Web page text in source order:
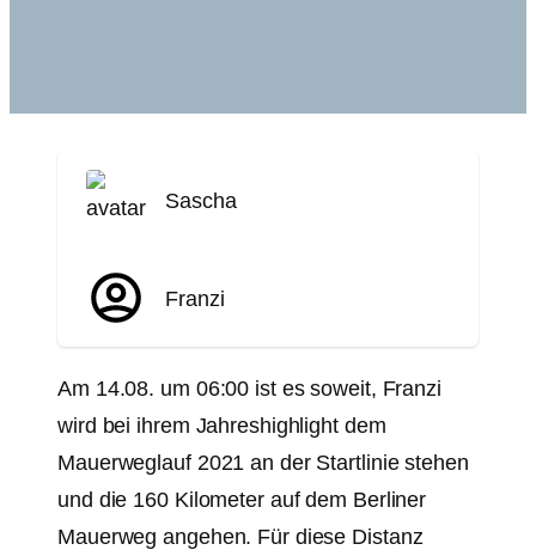
Sascha
Franzi
Am 14.08. um 06:00 ist es soweit, Franzi
wird bei ihrem Jahreshighlight dem
Mauerweglauf 2021 an der Startlinie stehen
und die 160 Kilometer auf dem Berliner
Mauerweg angehen. Für diese Distanz